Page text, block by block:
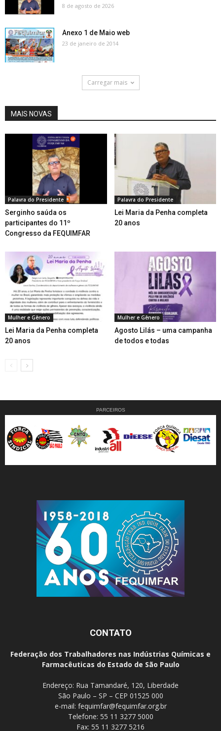
8 de agosto de 2026
Anexo 1 de Maio web
23 de janeiro de 2014
Carregar mais
MAIS NOVAS
Palavra do Presidente
Serginho saúda os
participantes do 11º
Congresso da FEQUIMFAR
Palavra do Presidente
Lei Maria da Penha completa
20 anos
Mulher e Gênero
Lei Maria da Penha completa
20 anos
Mulher e Gênero
Agosto Lilás – uma campanha
de todos e todas
PARCEIROS
CONTATO
Federação dos Trabalhadores nas Indústrias Químicas e
Farmacêuticas do Estado de São Paulo
Endereço: Rua Tamandaré, 120, Liberdade
São Paulo – SP – CEP 01525 000
e-mail: fequimfar@fequimfar.org.br
Telefone: 55 11 3277 5000
Fax: 55 11 3277 5216